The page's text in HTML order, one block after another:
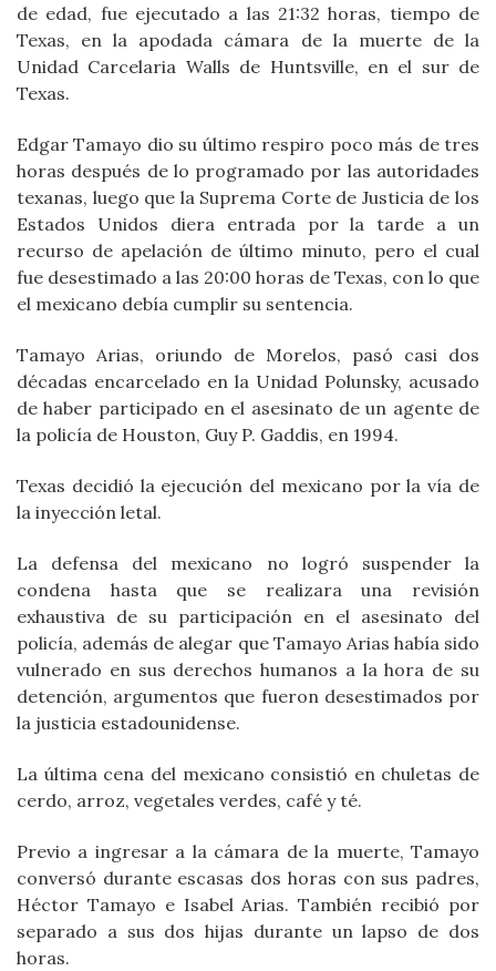
de edad, fue ejecutado a las 21:32 horas, tiempo de
Texas, en la apodada cámara de la muerte de la
Unidad Carcelaria Walls de Huntsville, en el sur de
Texas.
Edgar Tamayo dio su último respiro poco más de tres
horas después de lo programado por las autoridades
texanas, luego que la Suprema Corte de Justicia de los
Estados Unidos diera entrada por la tarde a un
recurso de apelación de último minuto, pero el cual
fue desestimado a las 20:00 horas de Texas, con lo que
el mexicano debía cumplir su sentencia.
Tamayo Arias, oriundo de Morelos, pasó casi dos
décadas encarcelado en la Unidad Polunsky, acusado
de haber participado en el asesinato de un agente de
la policía de Houston, Guy P. Gaddis, en 1994.
Texas decidió la ejecución del mexicano por la vía de
la inyección letal.
La defensa del mexicano no logró suspender la
condena hasta que se realizara una revisión
exhaustiva de su participación en el asesinato del
policía, además de alegar que Tamayo Arias había sido
vulnerado en sus derechos humanos a la hora de su
detención, argumentos que fueron desestimados por
la justicia estadounidense.
La última cena del mexicano consistió en chuletas de
cerdo, arroz, vegetales verdes, café y té.
Previo a ingresar a la cámara de la muerte, Tamayo
conversó durante escasas dos horas con sus padres,
Héctor Tamayo e Isabel Arias. También recibió por
separado a sus dos hijas durante un lapso de dos
horas.